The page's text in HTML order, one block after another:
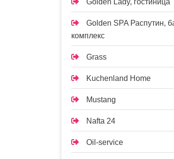
Golden Lady, гостиница
Golden SPA Распутин,
комплекс
Grass
Kuchenland Home
Mustang
Nafta 24
Oil-service